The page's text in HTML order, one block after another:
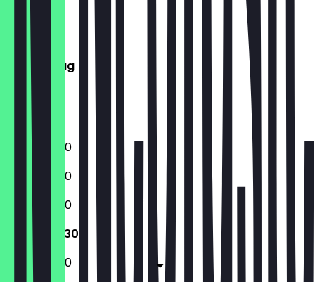
Montag
Dienstag
Mittwoch
Donnerstag
Freitag
Samstag
Sonntag
12:00 - 22:30
12:00 - 22:30
12:00 - 22:30
12:00 - 22:30
12:00 - 23:30